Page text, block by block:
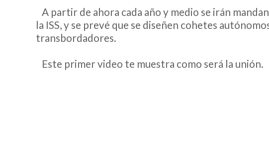
A partir de ahora cada año y medio se irán
la ISS, y se prevé que se diseñen cohetes
transbordadores.
Este primer video te muestra como será la unión.